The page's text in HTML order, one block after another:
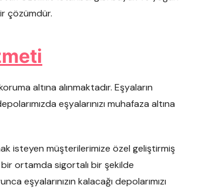
çözümdür.
altına alınmaktadır. Eşyaların
eşyalarınızı muhafaza altına
isteyen müşterilerimize özel geliştirmiş
ortamda sigortalı bir şekilde
eşyalarınızın kalacağı depolarımızı